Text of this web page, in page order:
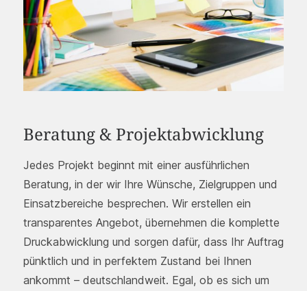
Beratung & Projektabwicklung
Jedes Projekt beginnt mit einer ausführlichen
Beratung, in der wir Ihre Wünsche, Zielgruppen und
Einsatzbereiche besprechen. Wir erstellen ein
transparentes Angebot, übernehmen die komplette
Druckabwicklung und sorgen dafür, dass Ihr Auftrag
pünktlich und in perfektem Zustand bei Ihnen
ankommt – deutschlandweit. Egal, ob es sich um